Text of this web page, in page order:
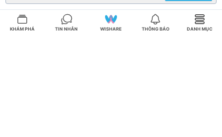
KHÁM PHÁ TIN NHẮN WISHARE THÔNG BÁO DANH MỤC